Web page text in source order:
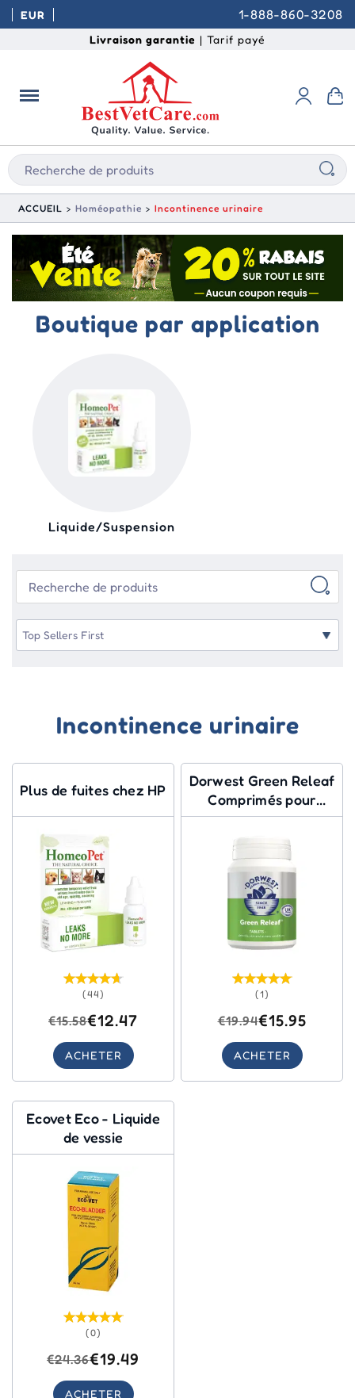
EUR 1-888-860-3208
Livraison garantie | Tarif payé
ACCUEIL Homéopathie Incontinence urinaire
Boutique par application
Liquide/Suspension
Incontinence urinaire
Plus de fuites chez HP
(44)
€15.58€12.47
ACHETER
Dorwest Green Releaf
Comprimés pour
chiens et chats
(1)
€19.94€15.95
ACHETER
Ecovet Eco - Liquide
de vessie
(0)
€24.36€19.49
ACHETER